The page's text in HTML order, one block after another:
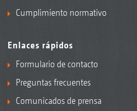
Cumplimiento normativo
Enlaces rápidos
Formulario de contacto
Preguntas frecuentes
Comunicados de prensa